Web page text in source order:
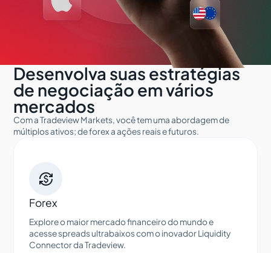
Desenvolva suas estratégias
de negociação em vários
mercados
Com a Tradeview Markets, você tem uma abordagem de
múltiplos ativos; de forex a ações reais e futuros.

Forex
Explore o maior mercado financeiro do mundo e
acesse spreads ultrabaixos com o inovador Liquidity
Connector da Tradeview.